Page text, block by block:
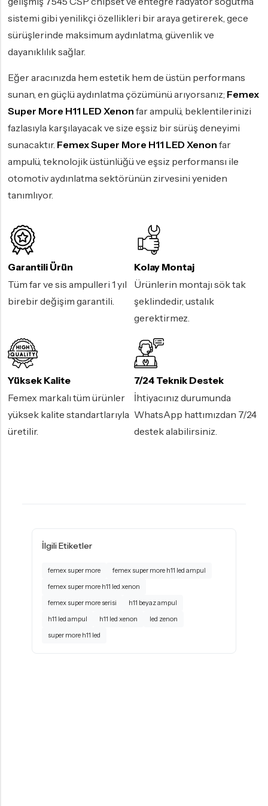
sistemi gibi yenilikçi özellikleri bir araya getirerek, gece
sürüşlerinde maksimum aydınlatma, güvenlik ve
dayanıklılık sağlar.
Eğer aracınızda hem estetik hem de üstün performans
sunan, en güçlü aydınlatma çözümünü arıyorsanız; Femex
Super More H11 LED Xenon far ampulü, beklentilerinizi
fazlasıyla karşılayacak ve size eşsiz bir sürüş deneyimi
sunacaktır. Femex Super More H11 LED Xenon far
ampulü, teknolojik üstünlüğü ve eşsiz performansı ile
otomotiv aydınlatma sektörünün zirvesini yeniden
tanımlıyor.
Garantili Ürün
Tüm far ve sis ampulleri 1 yıl
birebir değişim garantili.
Kolay Montaj
Ürünlerin montajı sök tak
şeklindedir, ustalık
gerektirmez.
Yüksek Kalite
Femex markalı tüm ürünler
yüksek kalite standartlarıyla
üretilir.
7/24 Teknik Destek
İhtiyacınız durumunda
WhatsApp hattımızdan 7/24
destek alabilirsiniz.
İlgili Etiketler
femex super more
femex super more h11 led ampul
femex super more h11 led xenon
femex super more serisi
h11 beyaz ampul
h11 led ampul
h11 led xenon
led zenon
super more h11 led